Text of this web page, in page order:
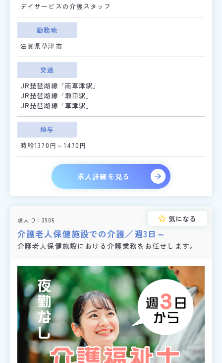
デイサービスの介護スタッフ
勤務地
滋賀県草津市
交通
JR琵琶湖線「南草津駅」
JR琵琶湖線「瀬田駅」
JR琵琶湖線「草津駅」
給与
時給1370円～1470円
求人詳細を見る
求人ID 3905
介護老人保健施設での介護／週3日～
介護老人保健施設における介護業務をお任せします。
気になる